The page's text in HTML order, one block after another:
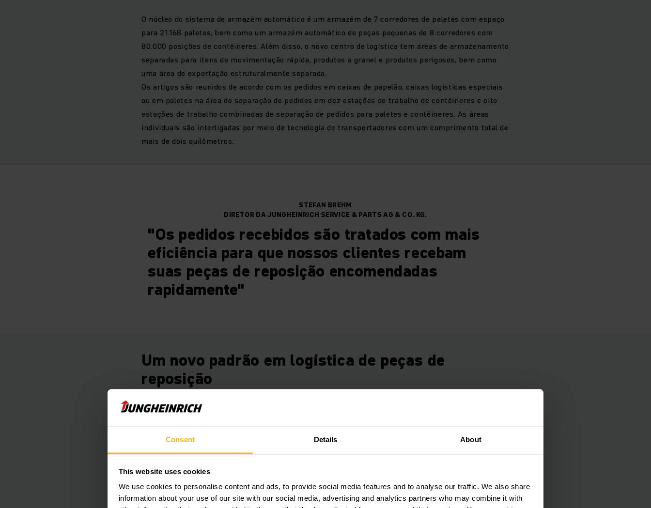
Consent Details About
This website uses cookies
We use cookies to personalise content and ads, to provide social media features and to analyse our traffic. We also share
information about your use of our site with our social media, advertising and analytics partners who may combine it with
O núcleo do sistema de armazém automático é um armazém de 7 corredores de paletes com espaço
para 21.168 paletes, bem como um armazém automático de peças pequenas de 8 corredores com
80.000 posições de contêineres. Além disso, o novo centro de logística tem áreas de armazenamento
separadas para itens de movimentação rápida, produtos a granel e produtos perigosos, bem como
uma área de exportação estruturalmente separada.
Os artigos são reunidos de acordo com os pedidos em caixas de papelão, caixas logísticas especiais
ou em paletes na área de separação de pedidos em dez estações de trabalho de contêineres e oito
estações de trabalho combinadas de separação de pedidos para paletes e contêineres. As áreas
individuais são interligadas por meio de tecnologia de transportadores com um comprimento total de
mais de dois quilômetros.
STEFAN BREHM
DIRETOR DA JUNGHEINRICH SERVICE & PARTS AG & CO. KG.
"Os pedidos recebidos são tratados com mais
eficiência para que nossos clientes recebam
suas peças de reposição encomendadas
rapidamente"
Um novo padrão em logística de peças de
reposição
O aumento da produtividade na logística do armazém devido ao armazém central de peças de
como um escritório em espaço aberto. "Caminhos de comunicação transparentes e diretos entre os
funcionários são um benefício distinto desse conceito de espaço. Os pedidos que chegam são